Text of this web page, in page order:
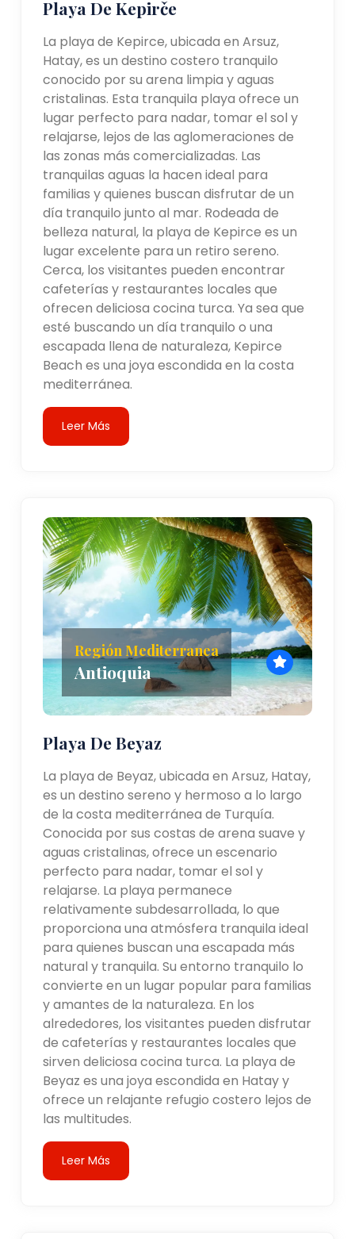
Playa De Kepirče
La playa de Kepirce, ubicada en Arsuz,
Hatay, es un destino costero tranquilo
conocido por su arena limpia y aguas
cristalinas. Esta tranquila playa ofrece un
lugar perfecto para nadar, tomar el sol y
relajarse, lejos de las aglomeraciones de
las zonas más comercializadas. Las
tranquilas aguas la hacen ideal para
familias y quienes buscan disfrutar de un
día tranquilo junto al mar. Rodeada de
belleza natural, la playa de Kepirce es un
lugar excelente para un retiro sereno.
Cerca, los visitantes pueden encontrar
cafeterías y restaurantes locales que
ofrecen deliciosa cocina turca. Ya sea que
esté buscando un día tranquilo o una
escapada llena de naturaleza, Kepirce
Beach es una joya escondida en la costa
mediterránea.
Leer Más
Región Mediterranea
Antioquia
Playa De Beyaz
La playa de Beyaz, ubicada en Arsuz, Hatay,
es un destino sereno y hermoso a lo largo
de la costa mediterránea de Turquía.
Conocida por sus costas de arena suave y
aguas cristalinas, ofrece un escenario
perfecto para nadar, tomar el sol y
relajarse. La playa permanece
relativamente subdesarrollada, lo que
proporciona una atmósfera tranquila ideal
para quienes buscan una escapada más
natural y tranquila. Su entorno tranquilo lo
convierte en un lugar popular para familias
y amantes de la naturaleza. En los
alrededores, los visitantes pueden disfrutar
de cafeterías y restaurantes locales que
sirven deliciosa cocina turca. La playa de
Beyaz es una joya escondida en Hatay y
ofrece un relajante refugio costero lejos de
las multitudes.
Leer Más